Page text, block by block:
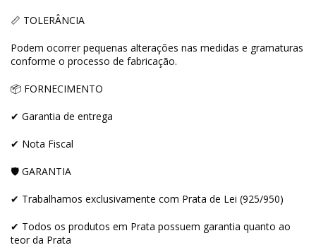
📏 TOLERÂNCIA
Podem ocorrer pequenas alterações nas medidas e gramaturas
conforme o processo de fabricação.
📦 FORNECIMENTO
✔ Garantia de entrega
✔ Nota Fiscal
🛡 GARANTIA
✔ Trabalhamos exclusivamente com Prata de Lei (925/950)
✔ Todos os produtos em Prata possuem garantia quanto ao
teor da Prata